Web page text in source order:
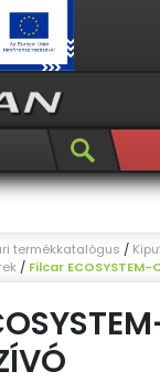
termékkatalógus /
/ Filcar